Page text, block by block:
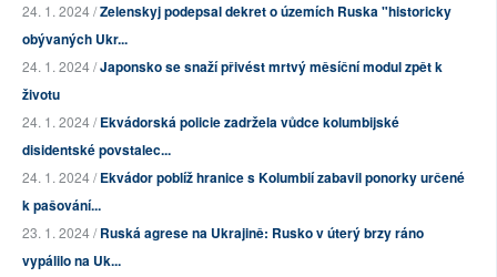
24. 1. 2024 /Zelenskyj podepsal dekret o územích Ruska "historicky
obývaných Ukr...
24. 1. 2024 /Japonsko se snaží přivést mrtvý měsíční modul zpět k
životu
24. 1. 2024 /Ekvádorská policie zadržela vůdce kolumbijské
disidentské povstalec...
24. 1. 2024 /Ekvádor poblíž hranice s Kolumbií zabavil ponorky určené
k pašování...
23. 1. 2024 /Ruská agrese na Ukrajině: Rusko v úterý brzy ráno
vypálilo na Uk...